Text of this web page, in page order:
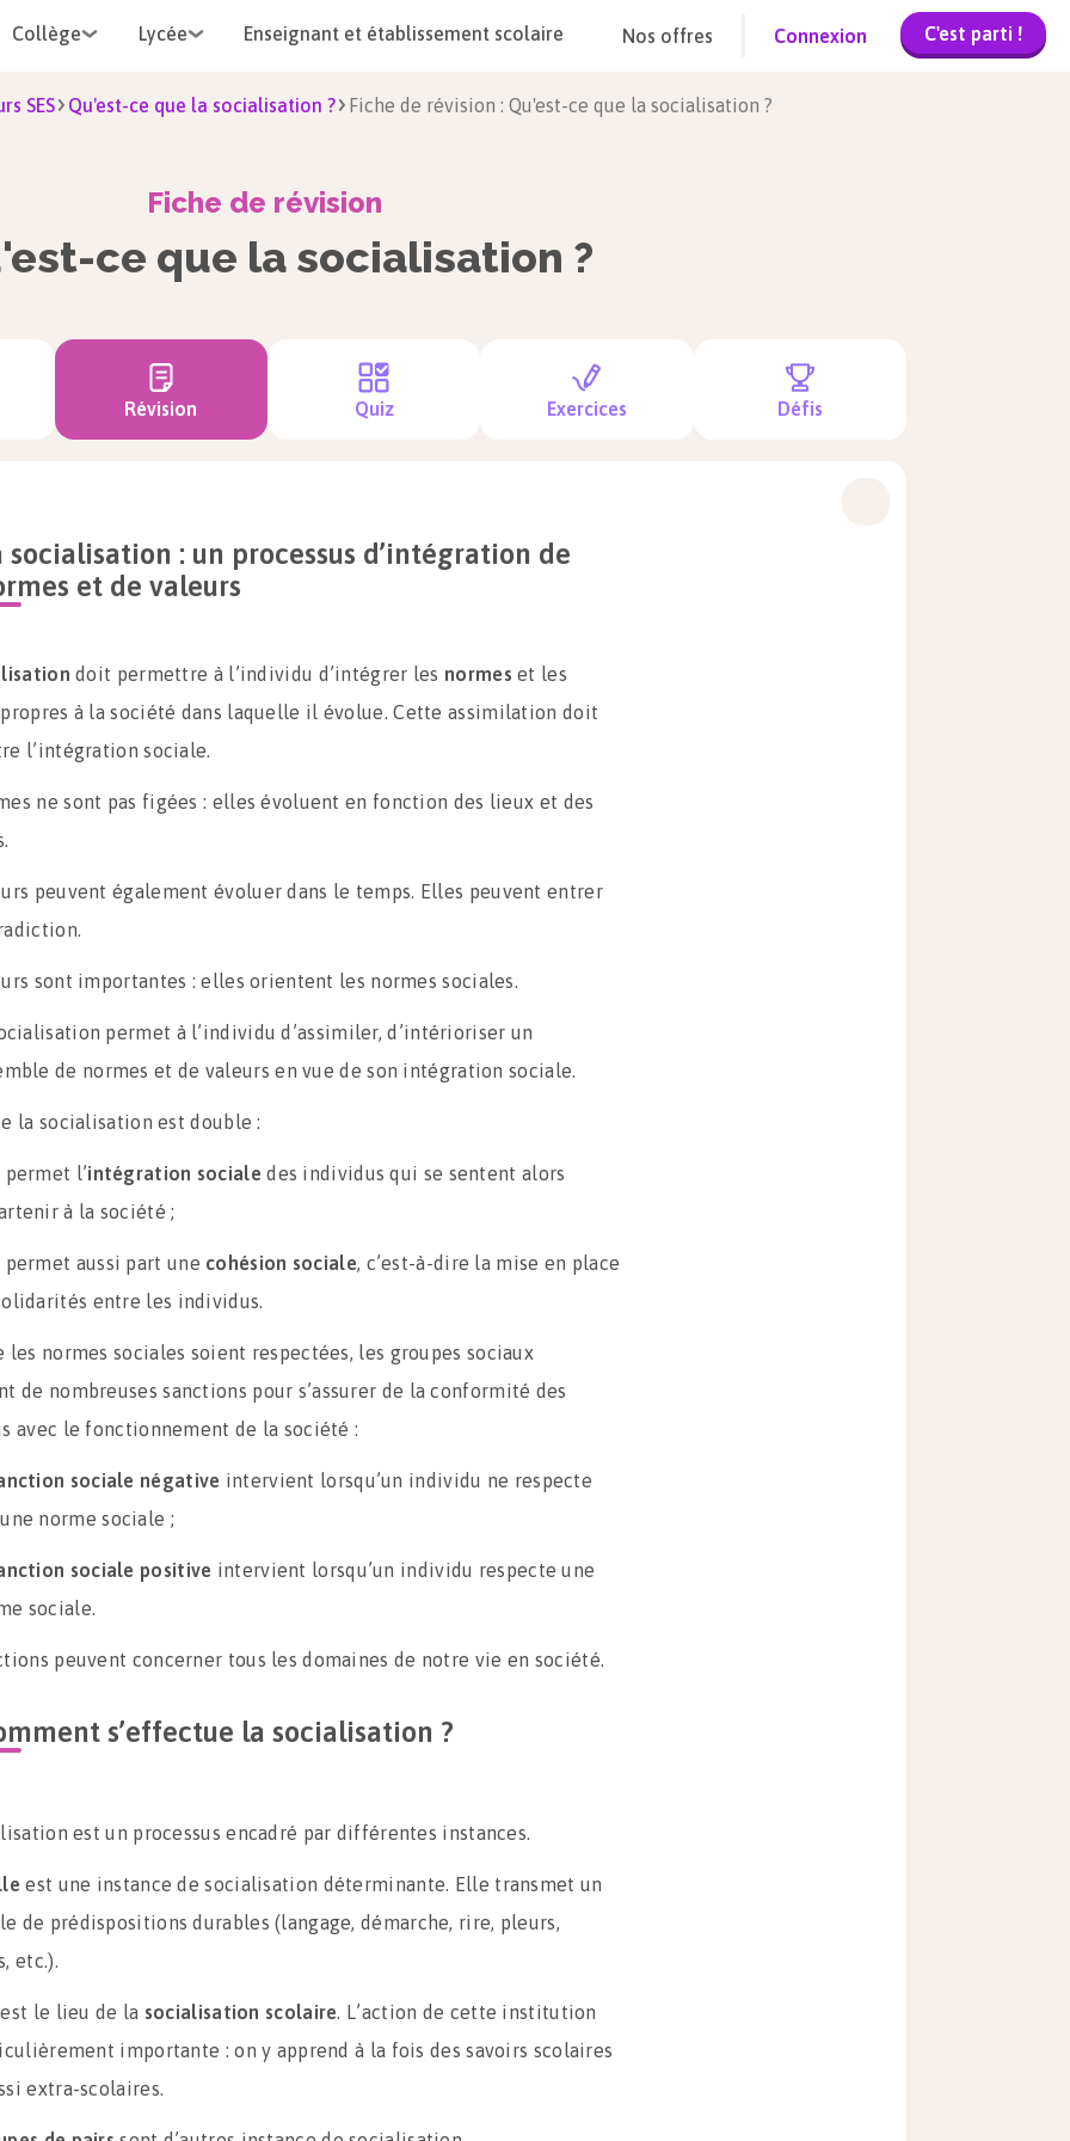
Collège Lycée Enseignant et établissement scolaire Nos offres Connexion C'est parti !
SES Qu'est-ce que la socialisation ? Fiche de révision : Qu'est-ce que la socialisation ?
Fiche de révision
ce que la socialisation ?
Révision Quiz Exercices Défis
socialisation : un processus d’intégration de
et de valeurs
doit permettre à l’individu d’intégrer les normes et les
à la société dans laquelle il évolue. Cette assimilation doit
l’intégration sociale.
ne sont pas figées : elles évoluent en fonction des lieux et des
peuvent également évoluer dans le temps. Elles peuvent entrer
sont importantes : elles orientent les normes sociales.
permet à l’individu d’assimiler, d’intérioriser un
de normes et de valeurs en vue de son intégration sociale.
la socialisation est double :
l’intégration sociale des individus qui se sentent alors
à la société ;
aussi part une cohésion sociale, c’est-à-dire la mise en place
entre les individus.
les normes sociales soient respectées, les groupes sociaux
de nombreuses sanctions pour s’assurer de la conformité des
avec le fonctionnement de la société :
sociale négative intervient lorsqu’un individu ne respecte
norme sociale ;
sociale positive intervient lorsqu’un individu respecte une
sociale.
peuvent concerner tous les domaines de notre vie en société.
s’effectue la socialisation ?
est un processus encadré par différentes instances.
est une instance de socialisation déterminante. Elle transmet un
de prédispositions durables (langage, démarche, rire, pleurs,
etc.).
le lieu de la socialisation scolaire. L’action de cette institution
importante : on y apprend à la fois des savoirs scolaires
extra-scolaires.